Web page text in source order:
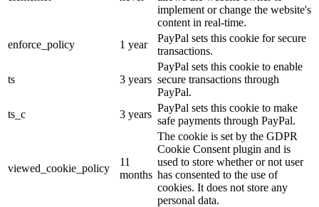
implement or change the website's
content in real-time.
enforce_policy
1 year
PayPal sets this cookie for secure
transactions.
ts 3 years
PayPal sets this cookie to enable
secure transactions through
PayPal.
ts_c
3 years
PayPal sets this cookie to make
safe payments through PayPal.
viewed_cookie_policy
11
months
The cookie is set by the GDPR
Cookie Consent plugin and is
used to store whether or not user
has consented to the use of
cookies. It does not store any
personal data.